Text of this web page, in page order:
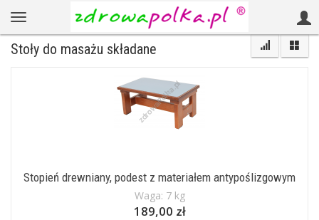
Stoły do masażu składane
Stopień drewniany, podest z materiałem antypoślizgowym
Waga: 7 kg
189,00 zł